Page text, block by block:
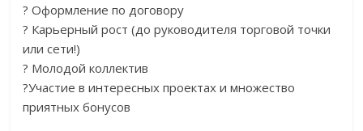
? Оформление по договору
? Карьерный рост (до руководителя торговой точки
или сети!)
? Молодой коллектив
?Участие в интересных проектах и множество
приятных бонусов